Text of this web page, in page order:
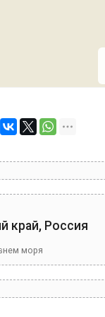
край, Россия
моря